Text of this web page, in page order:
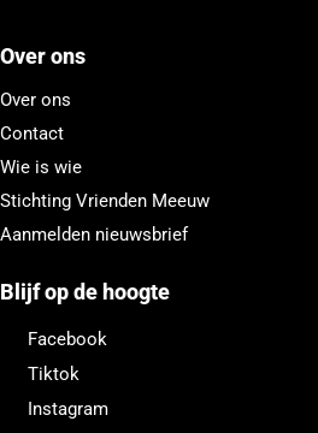
Over ons
Over ons
Contact
Wie is wie
Stichting Vrienden Meeuw
Aanmelden nieuwsbrief
Blijf op de hoogte
Facebook
Tiktok
Instagram